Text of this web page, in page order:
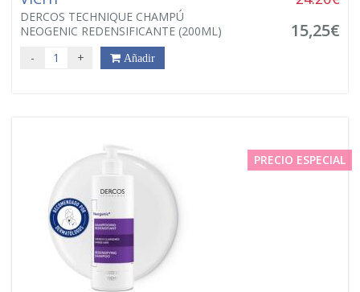
DERCOS TECHNIQUE CHAMPÚ
NEOGENIC REDENSIFICANTE (200ML)
15,25€
- + Añadir
PRECIO ESPECIAL